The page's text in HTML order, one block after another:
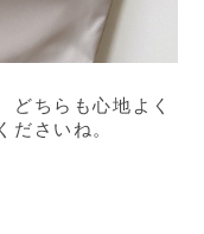
どちらも心地よく
ださいね。